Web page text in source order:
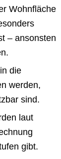
Wohnfläche
– ansonsten
die
werden,
sind.
laut
gibt.